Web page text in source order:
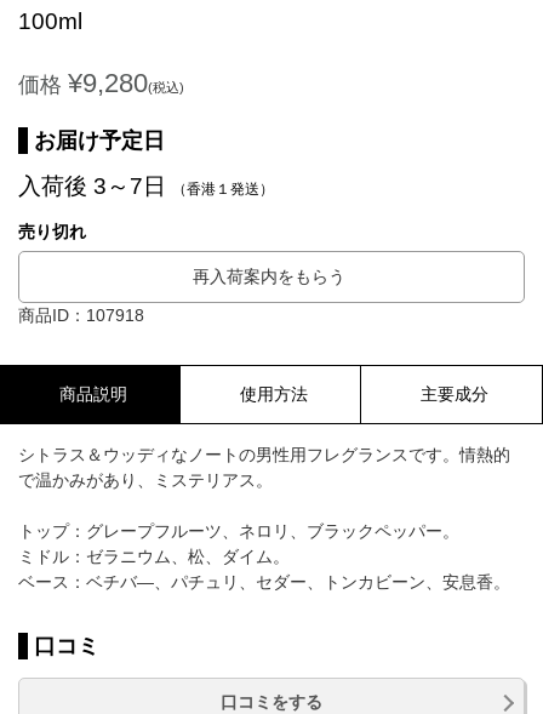
100ml
価格 ¥9,280(税込)
お届け予定日
入荷後 3～7日 （香港１発送）
売り切れ
再入荷案内をもらう
商品ID：107918
商品説明 使用方法 主要成分
シトラス＆ウッディなノートの男性用フレグランスです。情熱的
で温かみがあり、ミステリアス。
トップ：グレープフルーツ、ネロリ、ブラックペッパー。
ミドル：ゼラニウム、松、ダイム。
ベース：ベチバ―、パチュリ、セダー、トンカビーン、安息香。
口コミ
口コミをする